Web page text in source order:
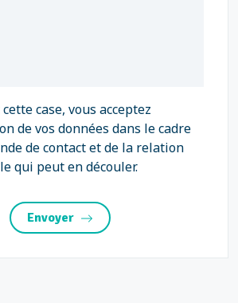
case, vous acceptez
de vos données dans le cadre
de contact et de la relation
qui peut en découler.
Envoyer